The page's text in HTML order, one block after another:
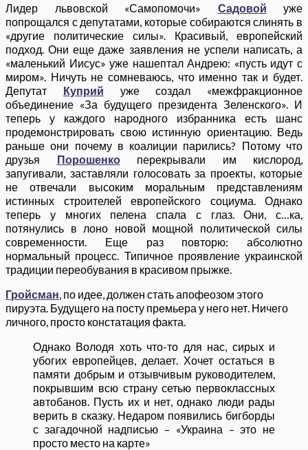
Лидер львовской «Самопомочи» Садовой уже
попрощался с депутатами, которые собираются слинять в
«другие политические силы». Красивый, европейский
подход. Они еще даже заявления не успели написать, а
«маленький Иисус» уже нашептал Андрею: «пусть идут с
миром». Ничуть не сомневаюсь, что именно так и будет.
Депутат Куприй уже создал «межфракционное
объединение «За будущего президента Зеленского». И
теперь у каждого народного избранника есть шанс
продемонстрировать свою истинную ориентацию. Ведь
раньше они почему в коалиции парились? Потому что
друзья Порошенкоперекрывали им кислород,
запугивали, заставляли голосовать за проекты, которые
не отвечали высоким моральным представлениям
истинных строителей европейского социума. Однако
теперь у многих пелена спала с глаз. Они, с…ка,
потянулись в лоно новой мощной политической силы
современности. Еще раз повторю: абсолютно
нормальный процесс. Типичное проявление украинской
традиции переобувания в красивом прыжке.
Гройсман, по идее, должен стать апофеозом этого
пируэта. Будущего на посту премьера у него нет. Ничего
личного, просто констатация факта.
Однако Володя хоть что-то для нас, сирых и
убогих европейцев, делает. Хочет остаться в
памяти добрым и отзывчивым руководителем,
покрывшим всю страну сетью первоклассных
автобанов. Пусть их и нет, однако люди рады
верить в сказку. Недаром появились бигборды
с загадочной надписью – «Украина – это не
просто место на карте»